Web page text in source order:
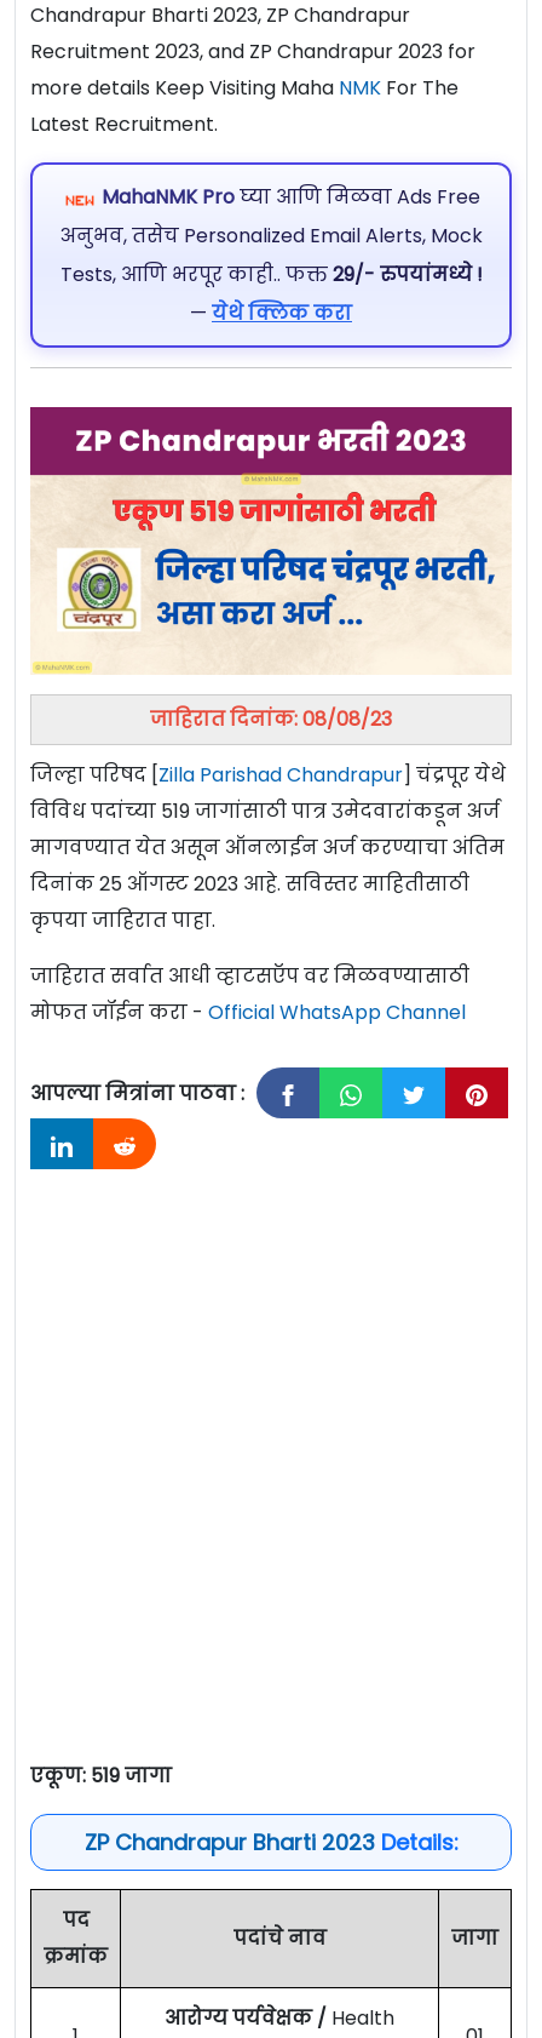
Chandrapur Bharti 2023, ZP Chandrapur
Recruitment 2023, and ZP Chandrapur 2023 for
more details Keep Visiting Maha NMK For The
Latest Recruitment.
MahaNMK Proघ्या आणि मिळवा Ads Free
अनुभव, तसेच Personalized Email Alerts, Mock
Tests, आणि भरपूर काही.. फक्त29/- रुपयांमध्ये !
— येथे क्लिक करा
जाहिरात दिनांक: 08/08/23
जिल्हा परिषद [Zilla Parishad Chandrapur] चंद्रपूर येथे
विविध पदांच्या 519 जागांसाठी पात्र उमेदवारांकडून अर्ज
मागवण्यात येत असून ऑनलाईन अर्ज करण्याचा अंतिम
दिनांक 25 ऑगस्ट 2023 आहे. सविस्तर माहितीसाठी
कृपया जाहिरात पाहा.
जाहिरात सर्वात आधी व्हाटसऍप वर मिळवण्यासाठी
मोफत जॉईन करा - Official WhatsApp Channel
आपल्या मित्रांना पाठवा :
एकूण: 519 जागा
ZP Chandrapur Bharti 2023Details:
पद
क्रमांक
पदांचे नाव जागा
आरोग्य पर्यवेक्षक / Health